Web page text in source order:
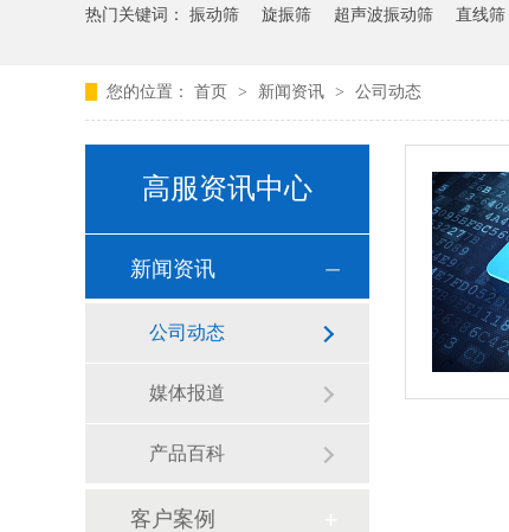
热门关键词： 振动筛 旋振筛 超声波振动筛 直线筛
您的位置： 首页 > 新闻资讯 > 公司动态
高服资讯中心
新闻资讯
公司动态
媒体报道
产品百科
客户案例